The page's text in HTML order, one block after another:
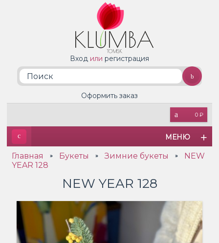
Вход или регистрация
0 ₽
Оформить заказ
МЕНЮ
Главная » Букеты » Зимние букеты »
NEW
YEAR 128
NEW YEAR 128